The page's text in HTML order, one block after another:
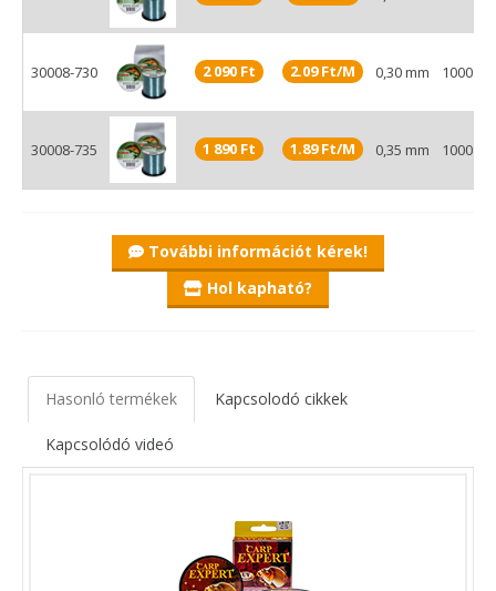
30008-730 2 090 Ft 2.09 Ft/M 0,30 mm 1000 m
30008-735 1 890 Ft 1.89 Ft/M 0,35 mm 1000 m
További információt kérek!
Hol kapható?
Hasonló termékek Kapcsolodó cikkek
Kapcsolódó videó